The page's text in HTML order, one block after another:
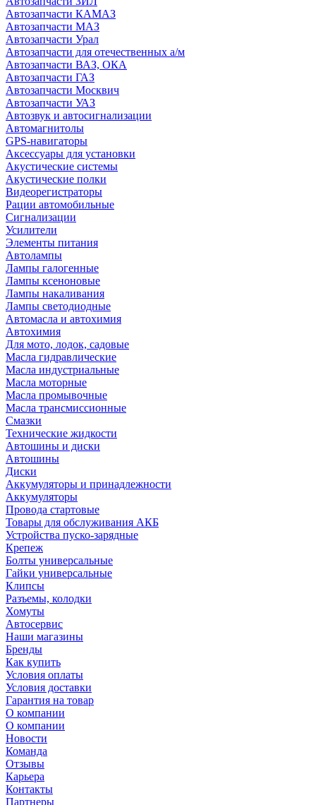
Автозапчасти КАМАЗ
Автозапчасти МАЗ
Автозапчасти Урал
Автозапчасти для отечественных а/м
Автозапчасти ВАЗ, ОКА
Автозапчасти ГАЗ
Автозапчасти Москвич
Автозапчасти УАЗ
Автозвук и автосигнализации
Автомагнитолы
GPS-навигаторы
Аксессуары для установки
Акустические системы
Акустические полки
Видеорегистраторы
Рации автомобильные
Сигнализации
Усилители
Элементы питания
Автолампы
Лампы галогенные
Лампы ксеноновые
Лампы накаливания
Лампы светодиодные
Автомасла и автохимия
Автохимия
Для мото, лодок, садовые
Масла гидравлические
Масла индустриальные
Масла моторные
Масла промывочные
Масла трансмиссионные
Смазки
Технические жидкости
Автошины и диски
Автошины
Диски
Аккумуляторы и принадлежности
Аккумуляторы
Провода стартовые
Товары для обслуживания АКБ
Устройства пуско-зарядные
Крепеж
Болты универсальные
Гайки универсальные
Клипсы
Разъемы, колодки
Хомуты
Автосервис
Наши магазины
Бренды
Как купить
Условия оплаты
Условия доставки
Гарантия на товар
О компании
О компании
Новости
Команда
Отзывы
Карьера
Контакты
Партнеры